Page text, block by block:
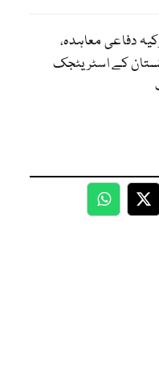
دفاعی معاہدہ،
کے اسٹریٹجک